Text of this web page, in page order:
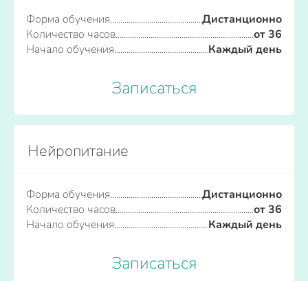
Форма обучения
Дистанционно
Количество часов
от 36
Начало обучения
Каждый день
Записаться
Нейропитание
Форма обучения
Дистанционно
Количество часов
от 36
Начало обучения
Каждый день
Записаться